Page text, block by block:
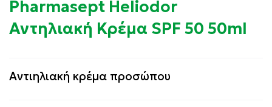
Pharmasept Heliodor
Αντηλιακή Κρέμα SPF 50 50ml
Αντιηλιακή κρέμα προσώπου